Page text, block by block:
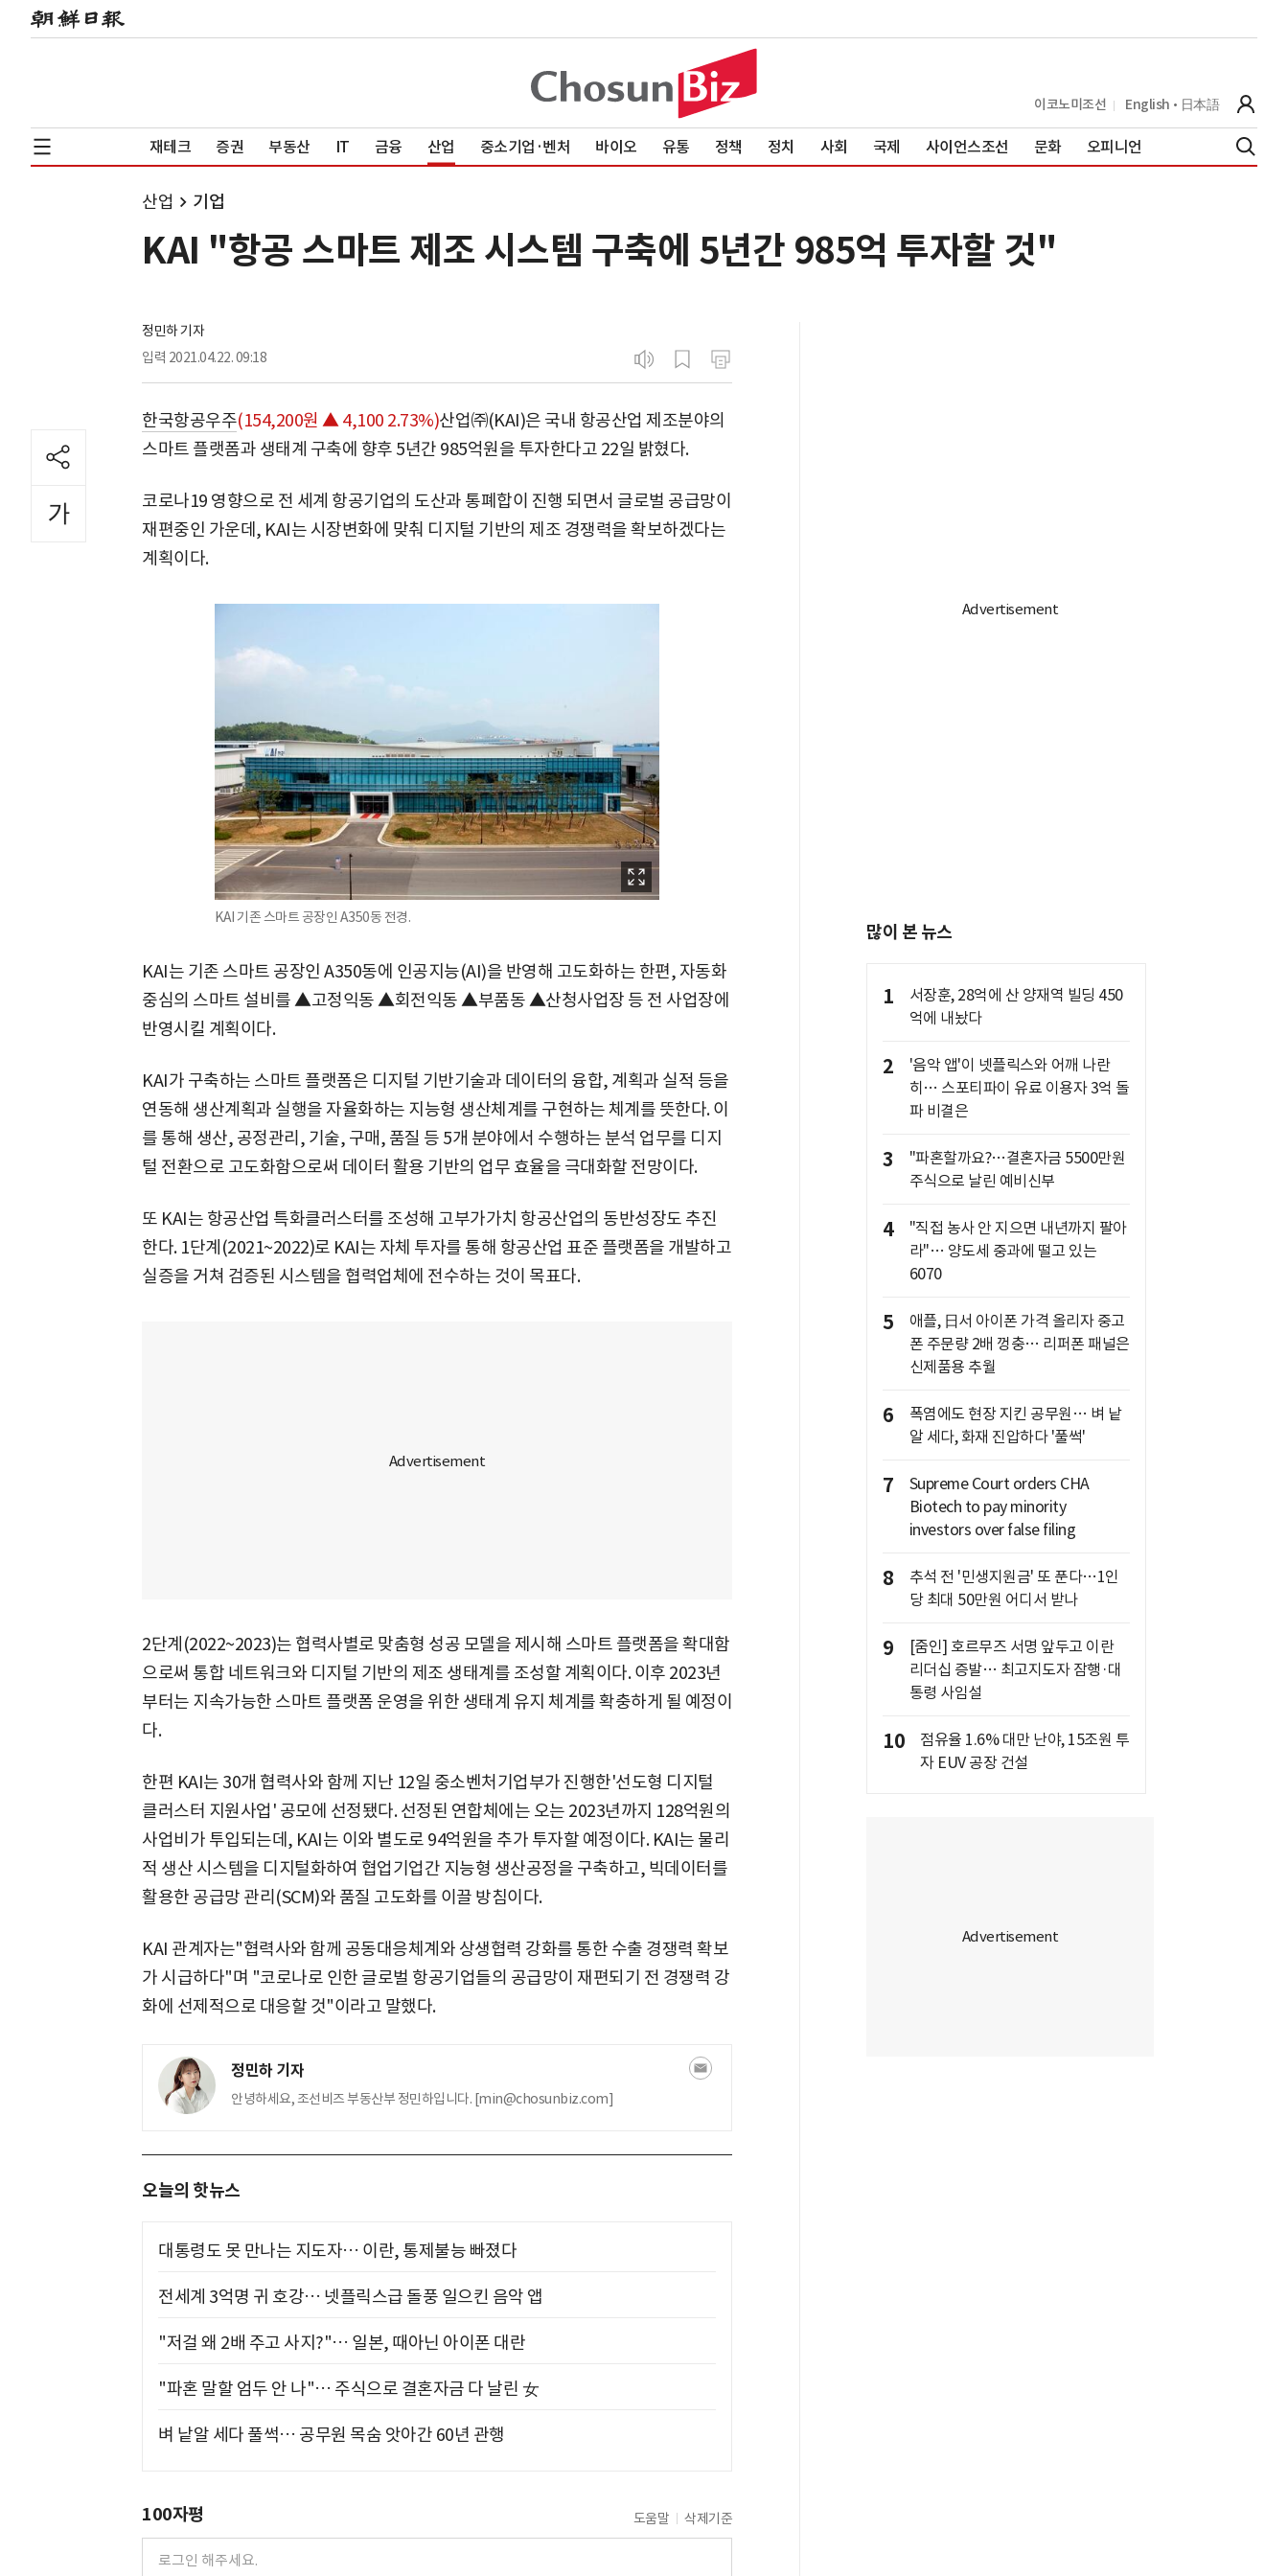
이코노미조선 English 日本語
재테크 증권 부동산 IT 금융 산업 중소기업·벤처 바이오 유통 정책 정치 사회 국제 사이언스조선 문화 오피니언
산업 기업
KAI "항공 스마트 제조 시스템 구축에 5년간 985억 투자할 것"
정민하 기자
입력 2021.04.22. 09:18
한국항공우주(154,200원 ▲ 4,100 2.73%)산업㈜(KAI)은 국내 항공산업 제조분야의
스마트 플랫폼과 생태계 구축에 향후 5년간 985억원을 투자한다고 22일 밝혔다.
코로나19 영향으로 전 세계 항공기업의 도산과 통폐합이 진행 되면서 글로벌 공급망이
재편중인 가운데, KAI는 시장변화에 맞춰 디지털 기반의 제조 경쟁력을 확보하겠다는
계획이다.
KAI 기존 스마트 공장인 A350동 전경.
KAI는 기존 스마트 공장인 A350동에 인공지능(AI)을 반영해 고도화하는 한편, 자동화
중심의 스마트 설비를 ▲고정익동 ▲회전익동 ▲부품동 ▲산청사업장 등 전 사업장에
반영시킬 계획이다.
KAI가 구축하는 스마트 플랫폼은 디지털 기반기술과 데이터의 융합, 계획과 실적 등을
연동해 생산계획과 실행을 자율화하는 지능형 생산체계를 구현하는 체계를 뜻한다. 이
를 통해 생산, 공정관리, 기술, 구매, 품질 등 5개 분야에서 수행하는 분석 업무를 디지
털 전환으로 고도화함으로써 데이터 활용 기반의 업무 효율을 극대화할 전망이다.
또 KAI는 항공산업 특화클러스터를 조성해 고부가가치 항공산업의 동반성장도 추진
한다. 1단계(2021~2022)로 KAI는 자체 투자를 통해 항공산업 표준 플랫폼을 개발하고
실증을 거쳐 검증된 시스템을 협력업체에 전수하는 것이 목표다.
2단계(2022~2023)는 협력사별로 맞춤형 성공 모델을 제시해 스마트 플랫폼을 확대함
으로써 통합 네트워크와 디지털 기반의 제조 생태계를 조성할 계획이다. 이후 2023년
부터는 지속가능한 스마트 플랫폼 운영을 위한 생태계 유지 체계를 확충하게 될 예정이
다.
한편 KAI는 30개 협력사와 함께 지난 12일 중소벤처기업부가 진행한'선도형 디지털
클러스터 지원사업' 공모에 선정됐다. 선정된 연합체에는 오는 2023년까지 128억원의
사업비가 투입되는데, KAI는 이와 별도로 94억원을 추가 투자할 예정이다. KAI는 물리
적 생산 시스템을 디지털화하여 협업기업간 지능형 생산공정을 구축하고, 빅데이터를
활용한 공급망 관리(SCM)와 품질 고도화를 이끌 방침이다.
KAI 관계자는"협력사와 함께 공동대응체계와 상생협력 강화를 통한 수출 경쟁력 확보
가 시급하다"며 "코로나로 인한 글로벌 항공기업들의 공급망이 재편되기 전 경쟁력 강
화에 선제적으로 대응할 것"이라고 말했다.
정민하 기자
안녕하세요, 조선비즈 부동산부 정민하입니다. [min@chosunbiz.com]
오늘의 핫뉴스
대통령도 못 만나는 지도자… 이란, 통제불능 빠졌다
전세계 3억명 귀 호강… 넷플릭스급 돌풍 일으킨 음악 앱
"저걸 왜 2배 주고 사지?"… 일본, 때아닌 아이폰 대란
"파혼 말할 엄두 안 나"… 주식으로 결혼자금 다 날린 女
벼 낱알 세다 풀썩… 공무원 목숨 앗아간 60년 관행
100자평 도움말 삭제기준
많이 본 뉴스
1
서장훈, 28억에 산 양재역 빌딩 450
억에 내놨다
2
'음악 앱'이 넷플릭스와 어깨 나란
히… 스포티파이 유료 이용자 3억 돌
파 비결은
3
"파혼할까요?…결혼자금 5500만원
주식으로 날린 예비신부
4
"직접 농사 안 지으면 내년까지 팔아
라"… 양도세 중과에 떨고 있는
6070
5
애플, 日서 아이폰 가격 올리자 중고
폰 주문량 2배 껑충… 리퍼폰 패널은
신제품용 추월
6
폭염에도 현장 지킨 공무원… 벼 낱
알 세다, 화재 진압하다 '풀썩'
7
Supreme Court orders CHA
Biotech to pay minority
investors over false filing
8
추석 전 '민생지원금' 또 푼다…1인
당 최대 50만원 어디서 받나
9
[줌인] 호르무즈 서명 앞두고 이란
리더십 증발… 최고지도자 잠행·대
통령 사임설
10
점유율 1.6% 대만 난야, 15조원 투
자 EUV 공장 건설